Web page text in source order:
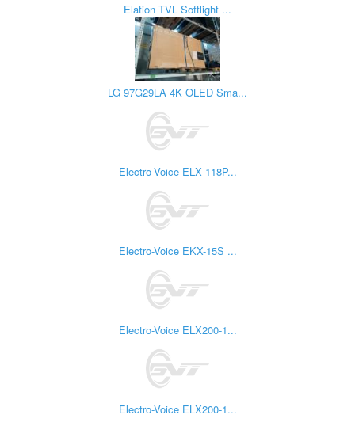
Elation TVL Softlight ...
LG 97G29LA 4K OLED Sma...
Electro-Voice ELX 118P...
Electro-Voice EKX-15S ...
Electro-Voice ELX200-1...
Electro-Voice ELX200-1...